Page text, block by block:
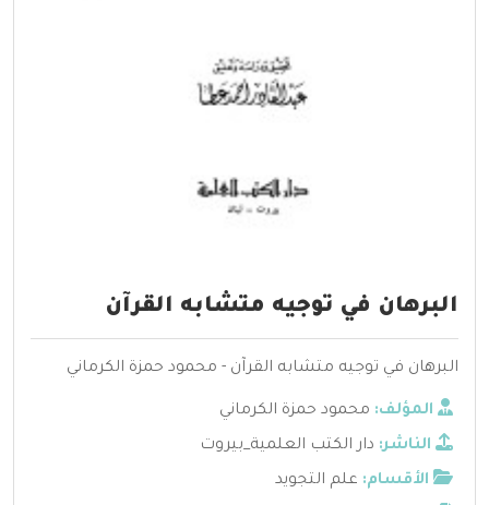
البرهان في توجيه متشابه القرآن
البرهان في توجيه متشابه القرآن - محمود حمزة الكرماني
المؤلف: محمود حمزة الكرماني
الناشر: دار الكتب العلمية_بيروت
الأقسام: علم التجويد